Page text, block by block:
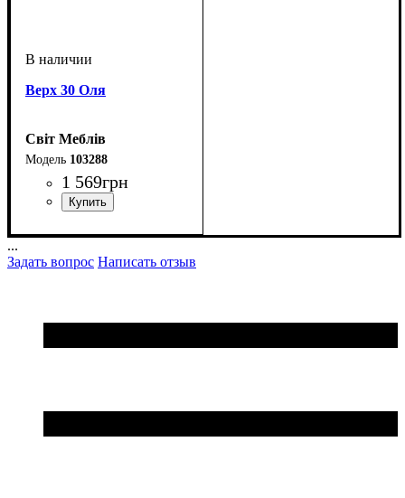
Верх 30 Оля
Світ Меблів
103288
1 569грн
...
Задать вопрос Написать отзыв